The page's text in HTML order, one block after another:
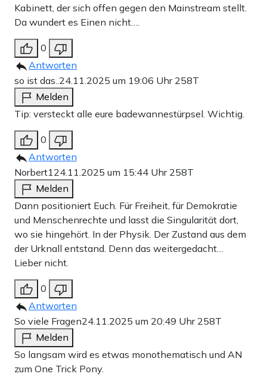
Kabinett, der sich offen gegen den Mainstream stellt.
Da wundert es Einen nicht….
0
Antworten
so ist das.. 24.11.2025 um 19:06 Uhr 258T
Melden
Tip: versteckt alle eure badewannestürpsel. Wichtig.
0
Antworten
Norbert124.11.2025 um 15:44 Uhr 258T
Melden
Dann positioniert Euch. Für Freiheit, für Demokratie
und Menschenrechte und lasst die Singularität dort,
wo sie hingehört. In der Physik. Der Zustand aus dem
der Urknall entstand. Denn das weitergedacht…
Lieber nicht.
0
Antworten
So viele Fragen24.11.2025 um 20:49 Uhr 258T
Melden
So langsam wird es etwas monothematisch und AN
zum One Trick Pony.